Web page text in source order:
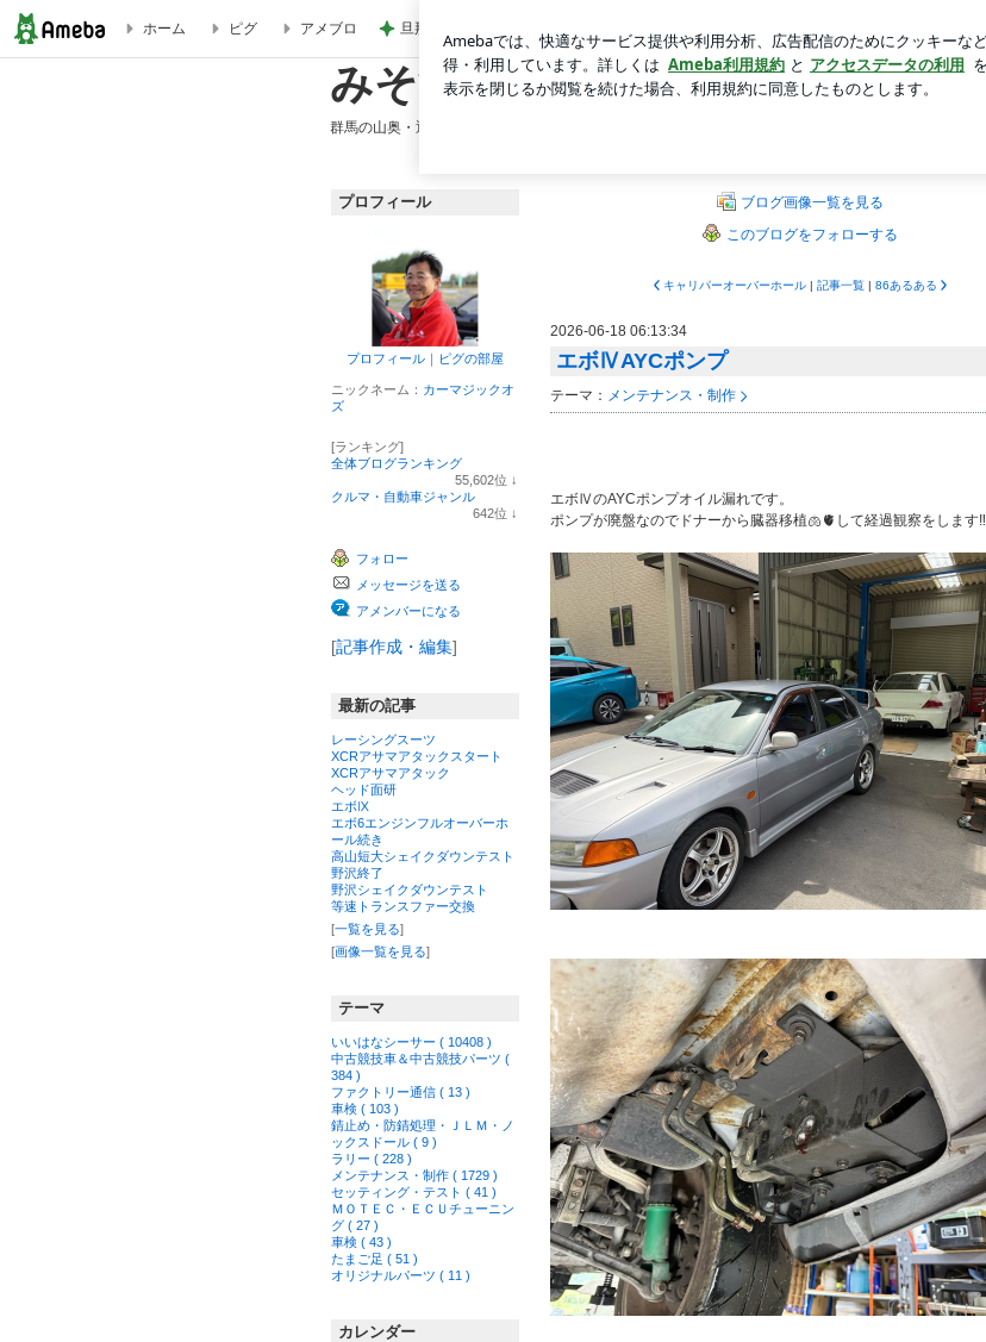
エボⅣAYCポンプ | みそ汁はたまご入りで
ホーム ピグ アメブロ 旦那が爆笑した毎日のトマハラ
みそ汁はたまご入りで
群馬の山奥・通称ムーミン谷に住んでいる プライベーターラリーストのライブログ
プロフィール
プロフィール ｜ ピグの部屋
ニックネーム： カーマジックオ
ズ
[ランキング]
全体ブログランキング
55,602位 ↓
クルマ・自動車ジャンル
642位 ↓
フォロー
メッセージを送る
アメンバーになる
[記事作成・編集]
最新の記事
レーシングスーツ
XCRアサマアタックスタート
XCRアサマアタック
ヘッド面研
エボⅨ
エボ6エンジンフルオーバーホ
ール続き
高山短大シェイクダウンテスト
野沢終了
野沢シェイクダウンテスト
等速トランスファー交換
[一覧を見る]
[画像一覧を見る]
テーマ
いいはなシーサー ( 10408 )
中古競技車＆中古競技パーツ (
384 )
ファクトリー通信 ( 13 )
車検 ( 103 )
錆止め・防錆処理・ＪＬＭ・ノ
ックスドール ( 9 )
ラリー ( 228 )
メンテナンス・制作 ( 1729 )
セッティング・テスト ( 41 )
ＭＯＴＥＣ・ＥＣＵチューニン
グ ( 27 )
車検 ( 43 )
たまご足 ( 51 )
オリジナルパーツ ( 11 )
カレンダー
ブログ画像一覧を見る
このブログをフォローする
キャリパーオーバーホール | 記事一覧 | 86あるある
2026-06-18 06:13:34
エボⅣAYCポンプ
テーマ： メンテナンス・制作
エボⅣのAYCポンプオイル漏れです。
ポンプが廃盤なのでドナーから臓器移植🫁🫀して経過観察をします‼️